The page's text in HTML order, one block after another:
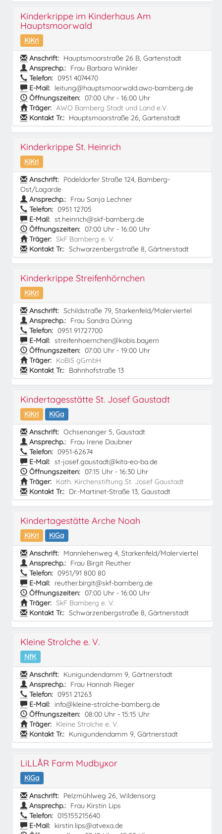
Kinderkrippe im Kinderhaus Am
Hauptsmoorwald
KiKri
Anschrift: Hauptsmoorstraße 26 B, Gartenstadt
Ansprechp.: Frau Barbara Winkler
Telefon: 0951 4074470
E-Mail: leitung@hauptsmoorwald.awo-bamberg.de
Öffnungszeiten: 07:00 Uhr - 16:00 Uhr
Träger: AWO Bamberg Stadt und Land e.V.
Kontakt Tr.: Hauptsmoorstraße 26, Gartenstadt
Kinderkrippe St. Heinrich
KiKri
Anschrift: Pödeldorfer Straße 124, Bamberg-
Ost/Lagarde
Ansprechp.: Frau Sonja Lechner
Telefon: 0951 12705
E-Mail: st.heinrich@skf-bamberg.de
Öffnungszeiten: 07:00 Uhr - 16:00 Uhr
Träger: SkF Bamberg e. V.
Kontakt Tr.: Schwarzenbergstraße 8, Gärtnerstadt
Kinderkrippe Streifenhörnchen
KiKri
Anschrift: Schildstraße 79, Starkenfeld/Malerviertel
Ansprechp.: Frau Sandra Düring
Telefon: 0951 91727700
E-Mail: streifenhoernchen@kobis.bayern
Öffnungszeiten: 07:00 Uhr - 19:00 Uhr
Träger: KoBiS gGmbH
Kontakt Tr.: Bahnhofstraße 13
Kindertagesstätte St. Josef Gaustadt
KiKri
KiGa
Anschrift: Ochsenanger 5, Gaustadt
Ansprechp.: Frau Irene Daubner
Telefon: 0951-62674
E-Mail: st-josef.gaustadt@kita-eo-ba.de
Öffnungszeiten: 07:15 Uhr - 16:30 Uhr
Träger: Kath. Kirchenstiftung St. Josef Gaustadt
Kontakt Tr.: Dr.-Martinet-Straße 13, Gaustadt
Kindertagestätte Arche Noah
KiKri
KiGa
Anschrift: Mannlehenweg 4, Starkenfeld/Malerviertel
Ansprechp.: Frau Birgit Reuther
Telefon: 0951/91 800 80
E-Mail: reuther.birgit@skf-bamberg.de
Öffnungszeiten: 07:00 Uhr - 16:00 Uhr
Träger: SkF Bamberg e. V.
Kontakt Tr.: Schwarzenbergstraße 8, Gärtnerstadt
Kleine Strolche e. V.
NfK
Anschrift: Kunigundendamm 9, Gärtnerstadt
Ansprechp.: Frau Hannah Rieger
Telefon: 0951 21263
E-Mail: info@kleine-strolche-bamberg.de
Öffnungszeiten: 08:00 Uhr - 15:15 Uhr
Träger: Kleine Strolche e. V.
Kontakt Tr.: Kunigundendamm 9, Gärtnerstadt
LiLLÅR Farm Mudbyxor
KiGa
Anschrift: Pelzmühlweg 26, Wildensorg
Ansprechp.: Frau Kirstin Lips
Telefon: 015155215640
E-Mail: kirstin.lips@atvexa.de